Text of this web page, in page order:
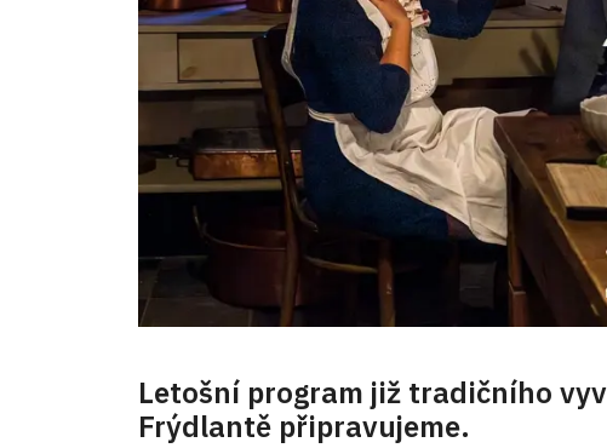
Letošní program již tradičního
Frýdlantě připravujeme.